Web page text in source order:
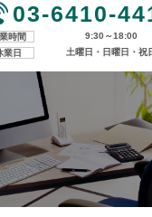
03-6410-
時間
9:30～18:00
業日
土曜日・日曜日・祝